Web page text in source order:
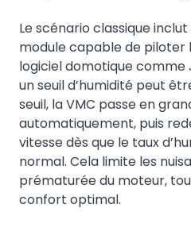
Le scénario classique inclut
module capable de piloter
logiciel domotique comme
un seuil d’humidité peut
seuil, la VMC passe en
automatiquement, puis
vitesse dès que le taux
normal. Cela limite les
prématurée du moteur,
confort optimal.